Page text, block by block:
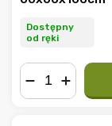
Dostępny
od ręki